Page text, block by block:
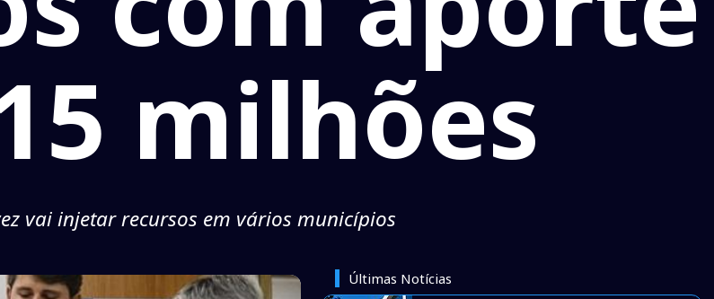
milhões
vai injetar recursos em vários municípios
Últimas Notícias